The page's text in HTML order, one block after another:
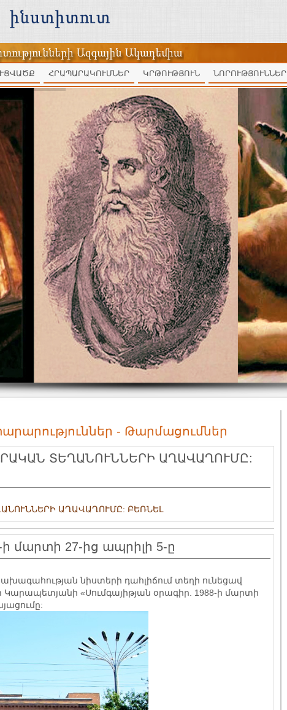
ՀՐԱՊԱՐԱԿՈՒՄՆԵՐ ԿՐԹՈՒԹՅՈՒՆ ՆՈՐՈՒԹՅՈՒՆՆԵՐ
- Թարմացումներ
ՏԵՂԱՆՈՒՆՆԵՐԻ ԱՂԱՎԱՂՈՒՄԸ:
ԱՂԱՎԱՂՈՒՄԸ: ԲԵՌՆԵԼ
ի մարտի 27-ից ապրիլի 5-ը
նիստերի դահլիճում տեղի ունեցավ
«Սումգայիթյան օրագիր. 1988-ի մարտի